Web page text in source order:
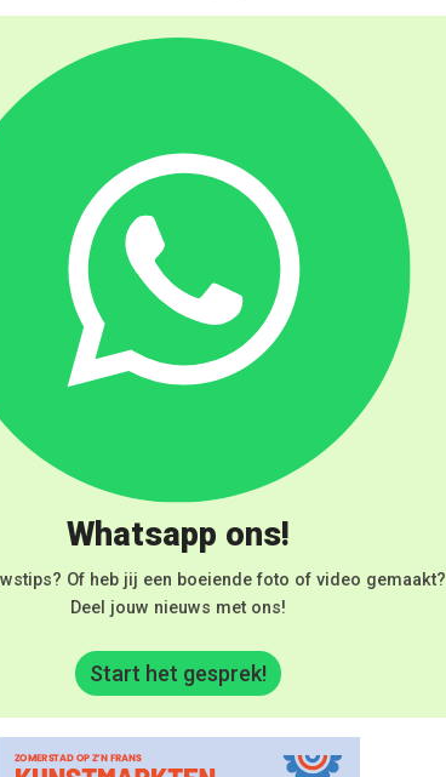
Whatsapp ons!
Of heb jij een boeiende foto of video gemaakt?
Deel jouw nieuws met ons!
Start het gesprek!